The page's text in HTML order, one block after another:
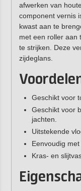
afwerken van
component vernis
kwast aan te
met een roller aan
te strijken. Deze
zijdeglans.
Geschikt voor
Geschikt voor
jachten.
Uitstekende
Eenvoudig
Kras- en